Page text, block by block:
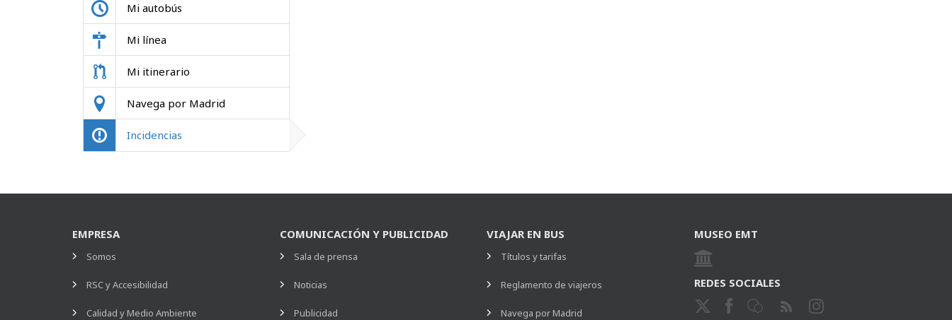
Mi autobús
Mi línea
Mi itinerario
Navega por Madrid
Incidencias
EMPRESA
Somos
RSC y Accesibilidad
Calidad y Medio Ambiente
COMUNICACIÓN Y PUBLICIDAD
Sala de prensa
Noticias
Publicidad
VIAJAR EN BUS
Títulos y tarifas
Reglamento de viajeros
Navega por Madrid
MUSEO EMT
REDES SOCIALES